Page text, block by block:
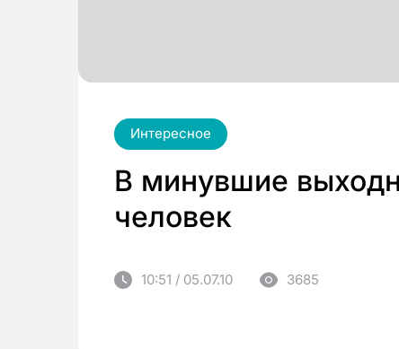
Интересное
В минувшие
человек
10:51 / 05.07.10 3685